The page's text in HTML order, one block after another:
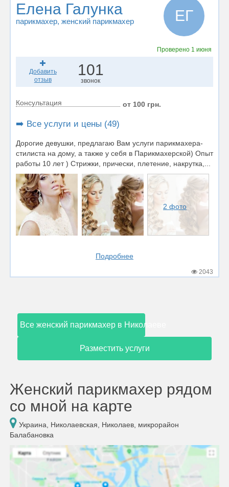
Елена Галунка
парикмахер, женский парикмахер ЕГ
Проверено 1 июня
Добавить
отзыв
101
звонок
Консультация от 100 грн.
➡️ Все услуги и цены (49)
Дорогие девушки, предлагаю Вам услуги парикмахера-
стилиста на дому, а также у себя в Парикмахерской) Опыт
работы 10 лет ) Стрижки, прически, плетение, накрутка,...
2 фото
Подробнее
2043
Все женский парикмахер в Николаеве
Разместить услуги
Женский парикмахер рядом
со мной на карте
Украина, Николаевская, Николаев, микрорайон
Балабановка